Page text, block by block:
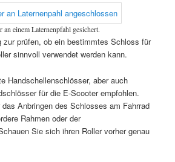
an einem Laternenpfahl gesichert.
zur prüfen, ob ein bestimmtes Schloss für
sinnvoll verwendet werden kann.
Handschellenschlösser, aber auch
für die E-Scooter empfohlen.
Anbringen des Schlosses am Fahrrad
Rahmen oder der
Sie sich ihren Roller vorher genau